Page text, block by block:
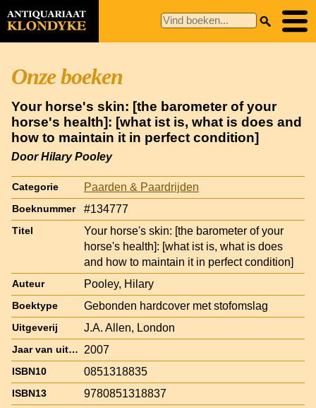
Onze boeken
Your horse's skin: [the barometer of your
horse's health]: [what ist is, what is does and
how to maintain it in perfect condition]
Door Hilary Pooley
Categorie Paarden & Paardrijden
Boeknummer #134777
Titel
Your horse's skin: [the barometer of your
horse's health]: [what ist is, what is does
and how to maintain it in perfect condition]
Auteur Pooley, Hilary
Boektype Gebonden hardcover met stofomslag
Uitgeverij J.A. Allen, London
Jaar van uitgave 2007
ISBN10 0851318835
ISBN13 9780851318837